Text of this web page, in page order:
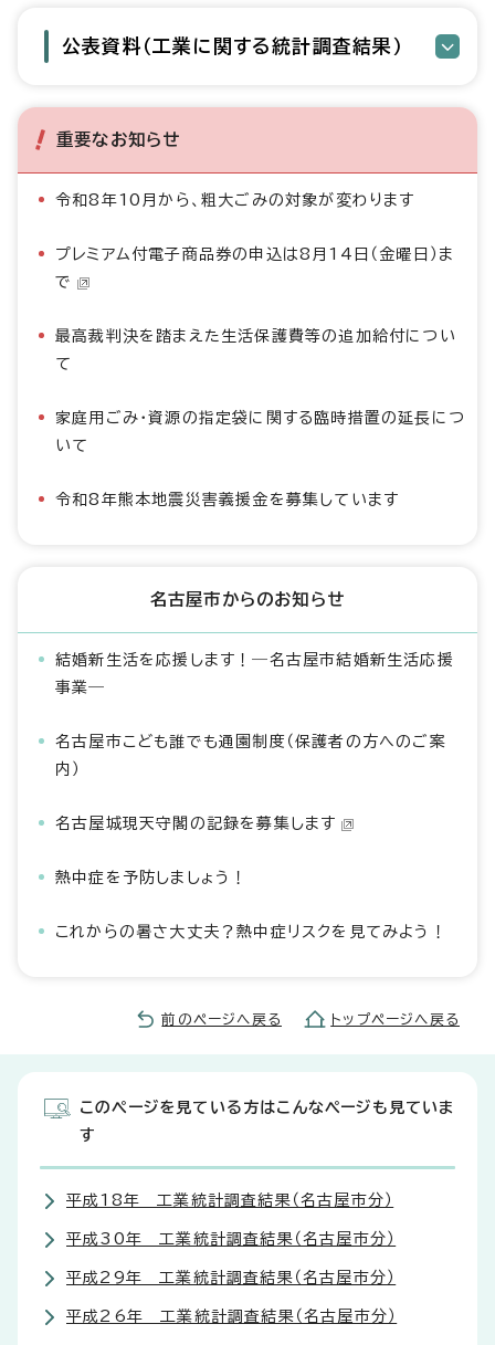
公表資料（工業に関する統計調査結果）
重要なお知らせ
令和8年10月から、粗大ごみの対象が変わります
プレミアム付電子商品券の申込は8月14日（金曜日）ま
で
最高裁判決を踏まえた生活保護費等の追加給付につい
て
家庭用ごみ・資源の指定袋に関する臨時措置の延長につ
いて
令和8年熊本地震災害義援金を募集しています
名古屋市からのお知らせ
結婚新生活を応援します！―名古屋市結婚新生活応援
事業―
名古屋市こども誰でも通園制度（保護者の方へのご案
内）
名古屋城現天守閣の記録を募集します
熱中症を予防しましょう！
これからの暑さ大丈夫？熱中症リスクを見てみよう！
前のページへ戻る トップページへ戻る
このページを見ている方はこんなページも見ていま
す
平成18年 工業統計調査結果（名古屋市分）
平成30年 工業統計調査結果（名古屋市分）
平成29年 工業統計調査結果（名古屋市分）
平成26年 工業統計調査結果（名古屋市分）